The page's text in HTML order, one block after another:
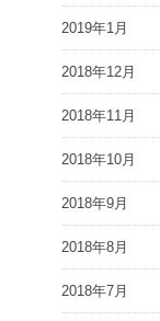
2019年1月
2018年12月
2018年11月
2018年10月
2018年9月
2018年8月
2018年7月